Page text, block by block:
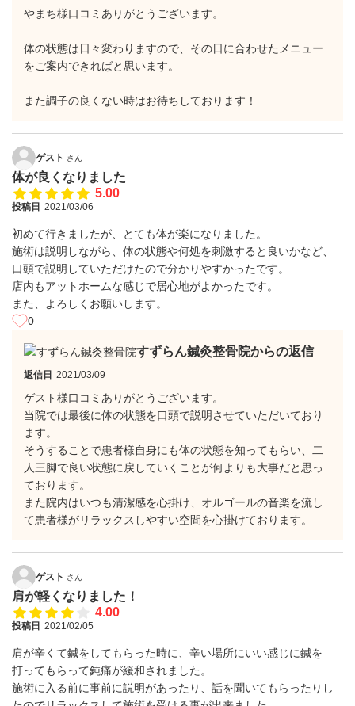
やまち様口コミありがとうございます。
体の状態は日々変わりますので、その日に合わせたメニュー
をご案内できればと思います。
また調子の良くない時はお待ちしております！
ゲスト さん
体が良くなりました
5.00
投稿日 2021/03/06
初めて行きましたが、とても体が楽になりました。
施術は説明しながら、体の状態や何処を刺激すると良いかなど、
口頭で説明していただけたので分かりやすかったです。
店内もアットホームな感じで居心地がよかったです。
また、よろしくお願いします。
0
すずらん鍼灸整骨院からの返信
返信日 2021/03/09
ゲスト様口コミありがとうございます。
当院では最後に体の状態を口頭で説明させていただいており
ます。
そうすることで患者様自身にも体の状態を知ってもらい、二
人三脚で良い状態に戻していくことが何よりも大事だと思っ
ております。
また院内はいつも清潔感を心掛け、オルゴールの音楽を流し
て患者様がリラックスしやすい空間を心掛けております。
ゲスト さん
肩が軽くなりました！
4.00
投稿日 2021/02/05
肩が辛くて鍼をしてもらった時に、辛い場所にいい感じに鍼を
打ってもらって鈍痛が緩和されました。
施術に入る前に事前に説明があったり、話を聞いてもらったりし